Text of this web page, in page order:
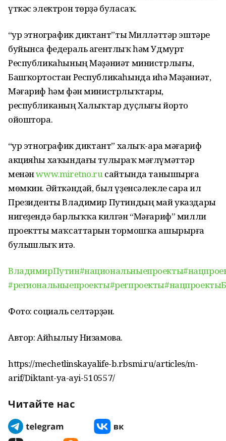
үткәс электрон төрҙә буласаҡ.
“Ҙур этнографик диктант”ты Милләттәр эштәре
буйынса федераль агентлыҡ һәм Удмурт
Республикаһының Мәҙәниәт министрлығы,
Башҡортостан Республикаһында иһә Мәҙәниәт,
Мәғариф һәм фән министрлыҡтары,
республиканың Халыҡтар дуҫлығы йорто
ойоштора.
“Ҙур этнографик диктант” халыҡ-ара мәғариф
акцияһы хаҡындағы тулыраҡ мәғлүмәттәр
менәнwww.miretno.ruсайтында танышырға
мөмкин. Әйткәндәй, был үҙенсәлекле сара ил
Президенты Владимир Путиндың май указдары
нигеҙендә барлыҡҡа килгән “Мәғариф” милли
проектты маҡсаттарын тормошҡа ашырырға
булышлыҡ итә.
ВладимирПутин#национальныепроекты
#региональныепроекты#регпроекты
Фото: социаль селтәрҙән.
Автор: Айһылыу Низамова.
https://mechetlinskayalife-b.rbsmi.ru/articles/m-
arif/Diktant-ya-ayi-510557/
Читайте нас